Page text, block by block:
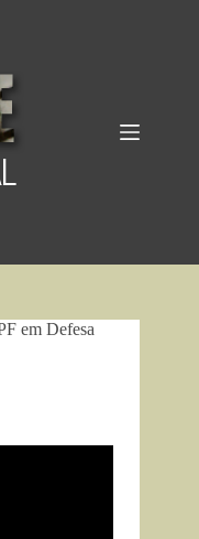
em Defesa